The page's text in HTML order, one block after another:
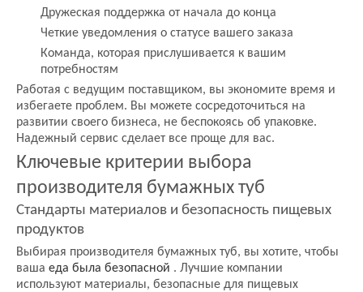
Дружеская поддержка от начала до конца
Четкие уведомления о статусе вашего заказа
Команда, которая прислушивается к вашим
потребностям
Работая с ведущим поставщиком, вы экономите время и
избегаете проблем. Вы можете сосредоточиться на
развитии своего бизнеса, не беспокоясь об упаковке.
Надежный сервис сделает все проще для вас.
Ключевые критерии выбора
производителя бумажных туб
Стандарты материалов и безопасность пищевых
продуктов
Выбирая производителя бумажных туб, вы хотите, чтобы
ваша еда была безопасной . Лучшие компании
используют материалы, безопасные для пищевых